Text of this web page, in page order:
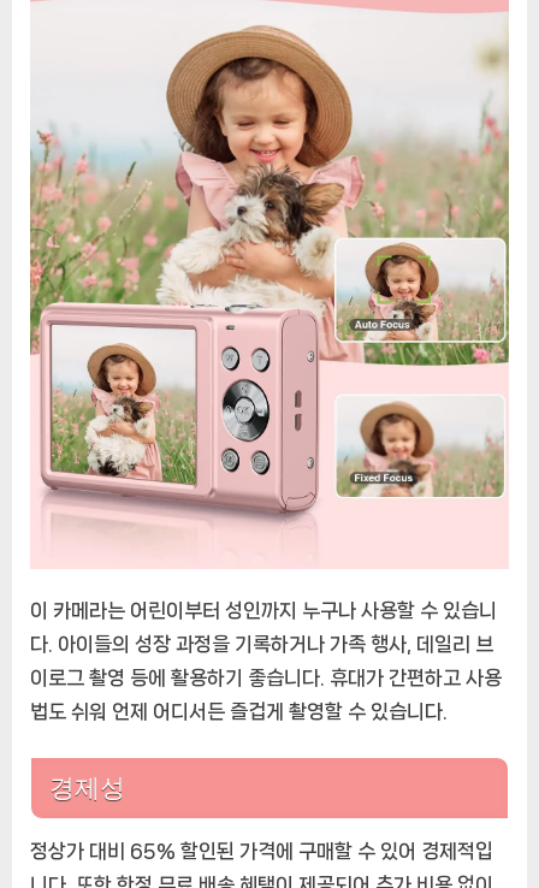
이 카메라는 어린이부터 성인까지 누구나 사용할 수 있습니
다. 아이들의 성장 과정을 기록하거나 가족 행사, 데일리 브
이로그 촬영 등에 활용하기 좋습니다. 휴대가 간편하고 사용
법도 쉬워 언제 어디서든 즐겁게 촬영할 수 있습니다.
경제성
정상가 대비 65% 할인된 가격에 구매할 수 있어 경제적입